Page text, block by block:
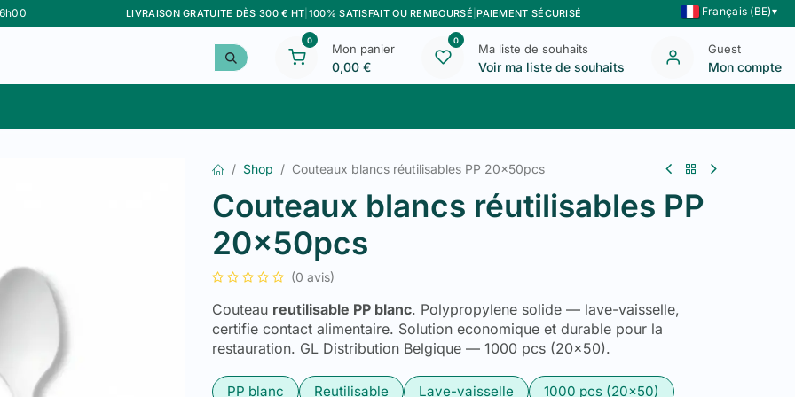
LIVRAISON GRATUITE DÈS 300 € HT 100% SATISFAIT OU REMBOURSÉ |PAIEMENT SÉCURISÉ Français (BE)▾
0
Mon panier
0,00 €
0
Ma liste de souhaits
Voir ma liste de souhaits
Guest
Mon compte
Shop Couteaux blancs réutilisables PP 20x50pcs
Couteaux blancs réutilisables PP
20x50pcs
(0 avis)
Couteau reutilisable PP blanc. Polypropylene solide — lave-vaisselle,
certifie contact alimentaire. Solution economique et durable pour la
restauration. GL Distribution Belgique — 1000 pcs (20x50).
PP blanc Reutilisable Lave-vaisselle
1000 pcs (20x50)